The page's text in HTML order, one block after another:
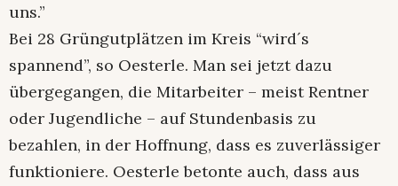
uns.”
Bei 28 Grüngutplätzen im Kreis “wird´s
spannend”, so Oesterle. Man sei jetzt dazu
übergegangen, die Mitarbeiter – meist Rentner
oder Jugendliche – auf Stundenbasis zu
bezahlen, in der Hoffnung, dass es zuverlässiger
funktioniere. Oesterle betonte auch, dass aus